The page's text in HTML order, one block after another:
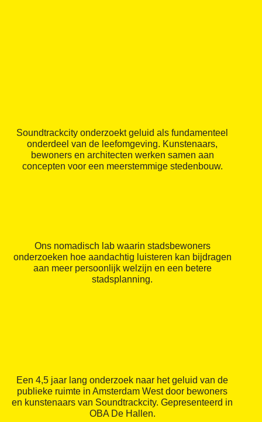
Soundtrackcity onderzoekt geluid als fundamenteel
onderdeel van de leefomgeving. Kunstenaars,
bewoners en architecten werken samen aan
concepten voor een meerstemmige stedenbouw.
Ons nomadisch lab waarin stadsbewoners
onderzoeken hoe aandachtig luisteren kan bijdragen
aan meer persoonlijk welzijn en een betere
stadsplanning.
Een 4,5 jaar lang onderzoek naar het geluid van de
publieke ruimte in Amsterdam West door bewoners
en kunstenaars van Soundtrackcity. Gepresenteerd in
OBA De Hallen.